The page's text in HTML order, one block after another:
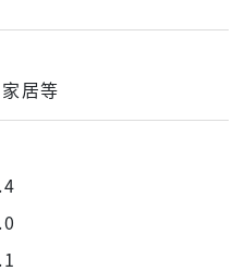
居等